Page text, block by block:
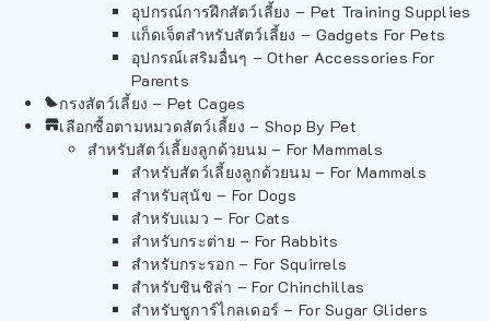
อุปกรณ์การฝึกสัตว์เลี้ยง – Pet Training Supplies
แก็ดเจ็ตสำหรับสัตว์เลี้ยง – Gadgets For Pets
อุปกรณ์เสริมอื่นๆ – Other Accessories For
Parents
กรงสัตว์เลี้ยง – Pet Cages
เลือกซื้อตามหมวดสัตว์เลี้ยง – Shop By Pet
สำหรับสัตว์เลี้ยงลูกด้วยนม – For Mammals
สำหรับสัตว์เลี้ยงลูกด้วยนม – For Mammals
สำหรับสุนัข – For Dogs
สำหรับแมว – For Cats
สำหรับกระต่าย – For Rabbits
สำหรับกระรอก – For Squirrels
สำหรับชินชิล่า – For Chinchillas
สำหรับชูการ์ไกลเดอร์ – For Sugar Gliders